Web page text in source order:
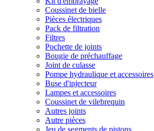
Coussinet de bielle
Pièces électriques
Pack de filtration
Filtres
Pochette de joints
Bougie de préchauffage
Joint de culasse
Pompe hydraulique et accessoires
Buse d'injecteur
Lampes et accessoires
Coussinet de vilebrequin
Autres joints
Autre pièces
Jeu de segments de pistons